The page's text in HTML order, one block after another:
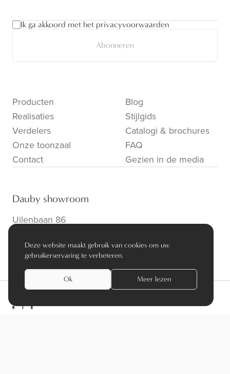
Ik ga akkoord met het privacyvoorwaarden
Abonneren
Producten
Realisaties
Verdelers
Onze toonzaal
Contact
Blog
Stijlgids
Catalogi & brochures
FAQ
Gezien in de media
Dauby showroom
Uilenbaan 86
info@dauby.be|+32 3 354 16 86
Deze website maakt gebruik van cookies om uw
gebruikerservaring te verbeteren.
Ok Meer lezen